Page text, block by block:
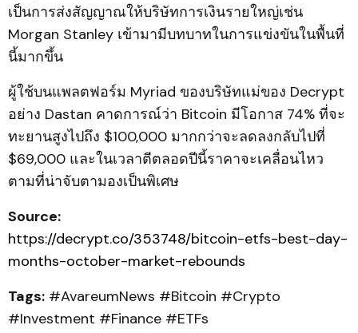
เป็นการส่งสัญญาณให้บริษัทการเงินรายใหญ่เช่น
Morgan Stanley เข้ามามีบทบาทในการแข่งขันในพื้นที่
นี้มากขึ้น
ผู้ใช้บนแพลตฟอร์ม Myriad ของบริษัทแม่ของ Decrypt
อย่าง Dastan คาดการณ์ว่า Bitcoin มีโอกาส 74% ที่จะ
ทะยานสูงไปถึง $100,000 มากกว่าจะลดลงกลับไปที่
$69,000 และในเวลาตีตลอดปีนี้ราคาจะเคลื่อนไหว
ตามที่น่าจับตามองเป็นพิเศษ
Source:
https://decrypt.co/353748/bitcoin-etfs-best-day-
months-october-market-rebounds
Tags: #AvareumNews #Bitcoin #Crypto
#Investment #Finance #ETFs